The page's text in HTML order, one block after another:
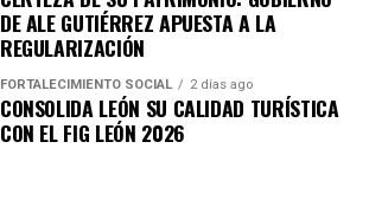
DE ALE GUTIÉRREZ APUESTA A LA
REGULARIZACIÓN
FORTALECIMIENTO SOCIAL 2 días ago
CONSOLIDA LEÓN SU CALIDAD TURÍSTICA
CON EL FIG LEÓN 2026